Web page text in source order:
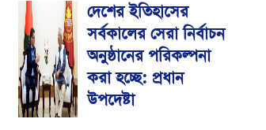
দেশের ইতিহাসের
সর্বকালের সেরা নির্বাচন
অনুষ্ঠানের পরিকল্পনা
করা হচ্ছে: প্রধান
উপদেষ্টা